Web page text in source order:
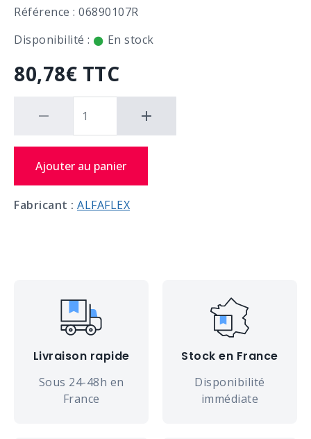
Référence : 06890107R
Disponibilité :
En stock
80,78€ TTC
Ajouter au panier
Fabricant : ALFAFLEX
Livraison rapide
Sous 24-48h en
France
Stock en France
Disponibilité
immédiate